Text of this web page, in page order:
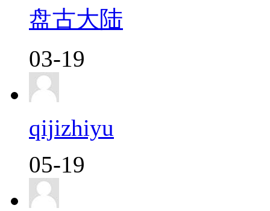
盘古大陆
03-19
qijizhiyu
05-19